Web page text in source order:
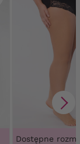
Dostępne